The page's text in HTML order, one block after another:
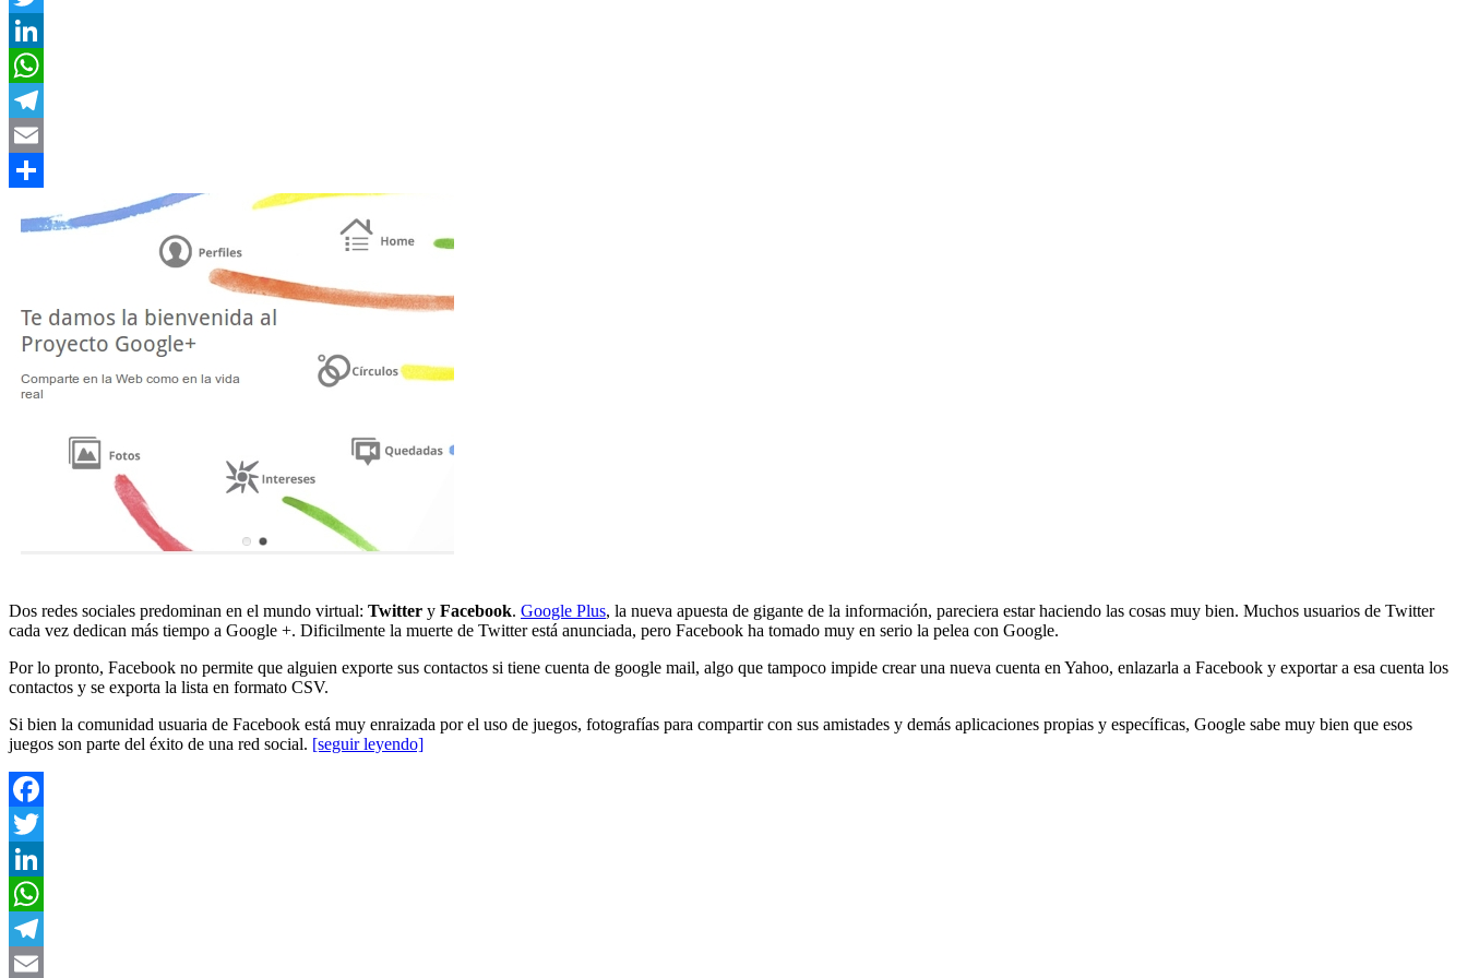
Twitter
LinkedIn
WhatsApp
Telegram
Email
Dos redes sociales predominan en el mundo virtual: Twitter y Facebook. Google Plus, la nueva apuesta de gigante de la información, pareciera estar haciendo las cosas muy bien. Muchos usuarios de Twitter
cada vez dedican más tiempo a Google +. Dificilmente la muerte de Twitter está anunciada, pero Facebook ha tomado muy en serio la pelea con Google.
Por lo pronto, Facebook no permite que alguien exporte sus contactos si tiene cuenta de google mail, algo que tampoco impide crear una nueva cuenta en Yahoo, enlazarla a Facebook y exportar a esa cuenta los
contactos y se exporta la lista en formato CSV.
Si bien la comunidad usuaria de Facebook está muy enraizada por el uso de juegos, fotografías para compartir con sus amistades y demás aplicaciones propias y específicas, Google sabe muy bien que esos
juegos son parte del éxito de una red social. [seguir leyendo]
Facebook
Twitter
LinkedIn
WhatsApp
Telegram